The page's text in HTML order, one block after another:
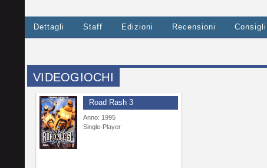
Dettagli Staff Edizioni Recensioni Consigli
VIDEOGIOCHI
Road Rash 3
Anno: 1995
Single-Player